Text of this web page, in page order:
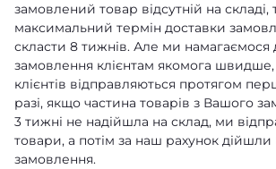
замовлений товар відсутній на складі,
максимальний термін доставки
скласти 8 тижнів. Але ми намагаємося
замовлення клієнтам якомога швидше,
клієнтів відправляються протягом
разі, якщо частина товарів з Вашого
3 тижні не надійшла на склад, ми
товари, а потім за наш рахунок
замовлення.